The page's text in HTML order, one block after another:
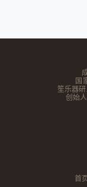
国
笙乐器
创始人
首